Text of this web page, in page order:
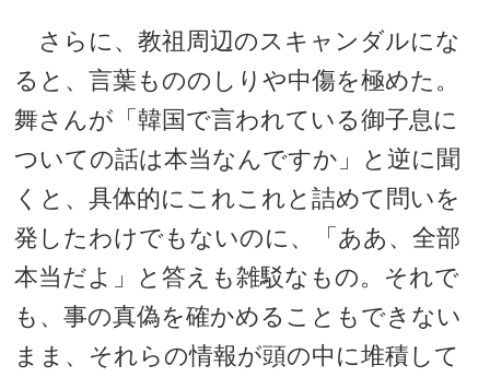
さらに、教祖周辺のスキャンダルにな
ると、言葉もののしりや中傷を極めた。
舞さんが「韓国で言われている御子息に
ついての話は本当なんですか」と逆に聞
くと、具体的にこれこれと詰めて問いを
発したわけでもないのに、「ああ、全部
本当だよ」と答えも雑駁なもの。それで
も、事の真偽を確かめることもできない
まま、それらの情報が頭の中に堆積して